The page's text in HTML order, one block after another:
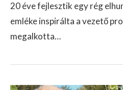
20 éve fejlesztik egy rég
emléke inspirálta a vezető
megalkotta…